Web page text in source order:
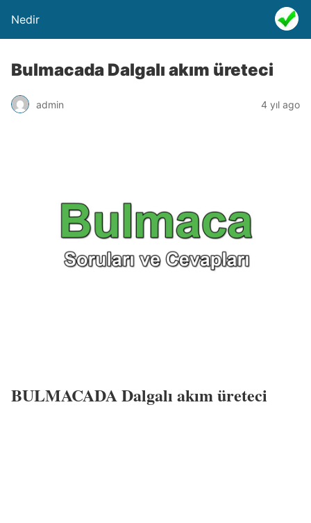
Nedir
Bulmacada Dalgalı akım üreteci
admin 4 yıl ago
BULMACADA Dalgalı akım üreteci